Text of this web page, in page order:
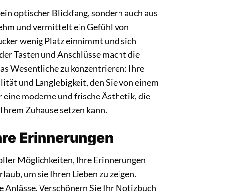
optischer Blickfang, sondern auch aus
und vermittelt ein Gefühl von
wenig Platz einnimmt und sich
Tasten und Anschlüsse macht die
Wesentliche zu konzentrieren: Ihre
und Langlebigkeit, den Sie von einem
moderne und frische Ästhetik, die
Zuhause setzen kann.
Erinnerungen
Möglichkeiten, Ihre Erinnerungen
um sie Ihren Lieben zu zeigen.
Verschönern Sie Ihr Notizbuch